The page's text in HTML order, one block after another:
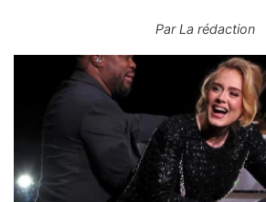
ParLa rédaction